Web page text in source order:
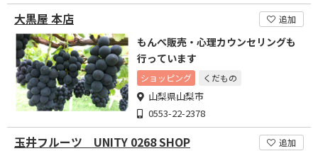
大黒屋 本店 追加
もんぺ販売・心理カウンセリングも
行っています
ショッピング くだもの
山梨県山梨市
0553-22-2378
玉井フルーツ UNITY 0268 SHOP 追加